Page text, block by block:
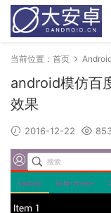
当前位置： 首页
android模仿百
效果
2016-12-22